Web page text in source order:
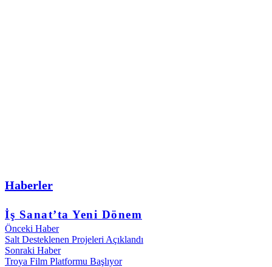
Haberler
İş Sanat’ta Yeni Dönem
Önceki Haber
Salt Desteklenen Projeleri Açıklandı
Sonraki Haber
Troya Film Platformu Başlıyor